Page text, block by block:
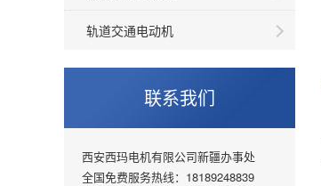
轨道交通电动机
联系我们
西安西玛电机有限公司新疆办事处
全国免费服务热线：18189248839